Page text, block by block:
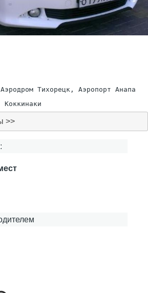
Тихорецк, Аэропорт Анапа
>>